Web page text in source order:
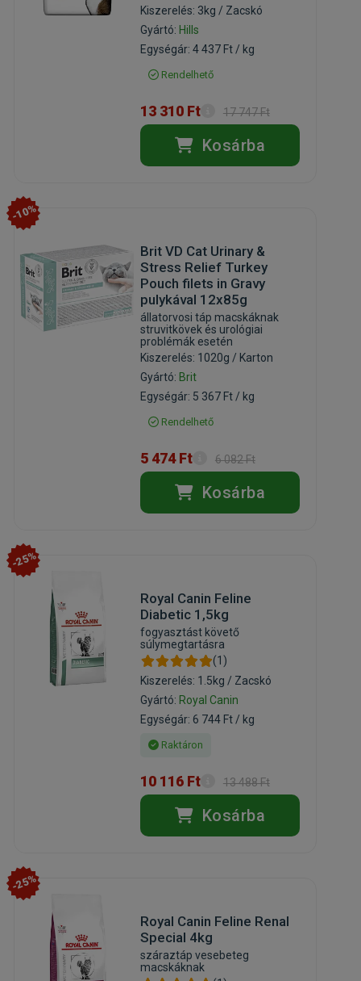
Kiszerelés: 3kg / Zacskó
Gyártó: Hills
Egységár: 4 437 Ft / kg
Rendelhető
13 310 Ft 17 747 Ft
Kosárba
-10%
Brit VD Cat Urinary &
Stress Relief Turkey
Pouch filets in Gravy
pulykával 12x85g
állatorvosi táp macskáknak
struvitkövek és urológiai
problémák esetén
Kiszerelés: 1020g / Karton
Gyártó: Brit
Egységár: 5 367 Ft / kg
Rendelhető
5 474 Ft 6 082 Ft
Kosárba
-25%
Royal Canin Feline
Diabetic 1,5kg
fogyasztást követő
súlymegtartásra
(1)
Kiszerelés: 1.5kg / Zacskó
Gyártó: Royal Canin
Egységár: 6 744 Ft / kg
Raktáron
10 116 Ft 13 488 Ft
Kosárba
-25%
Royal Canin Feline Renal
Special 4kg
száraztáp vesebeteg
macskáknak